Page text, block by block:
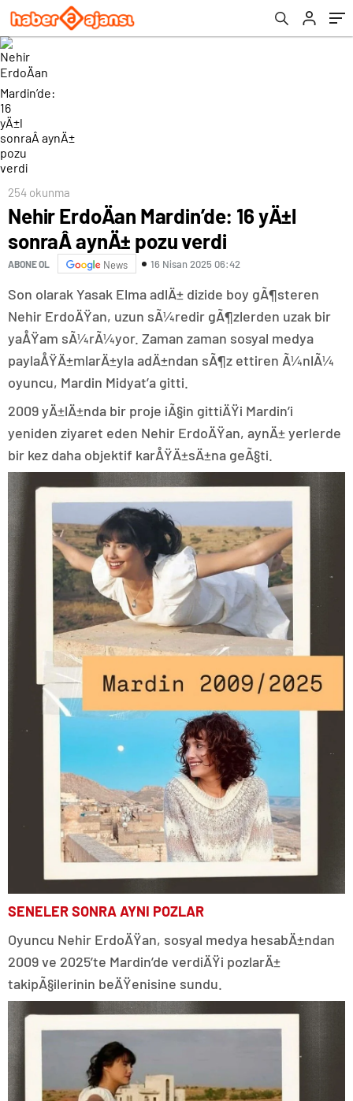
254 okunma
Nehir ErdoÄan Mardin’de: 16 yÄ±l
sonraÂ aynÄ± pozu verdi
ABONE OL News 16 Nisan 2025 06:42
Son olarak Yasak Elma adlÄ± dizide boy gÃ¶steren
Nehir ErdoÄŸan, uzun sÃ¼redir gÃ¶zlerden uzak bir
yaÅŸam sÃ¼rÃ¼yor. Zaman zaman sosyal medya
paylaÅŸÄ±mlarÄ±yla adÄ±ndan sÃ¶z ettiren Ã¼nlÃ¼
oyuncu, Mardin Midyat’a gitti.
2009 yÄ±lÄ±nda bir proje iÃ§in gittiÄŸi Mardin’i
yeniden ziyaret eden Nehir ErdoÄŸan, aynÄ± yerlerde
bir kez daha objektif karÅŸÄ±sÄ±na geÃ§ti.
SENELER SONRA AYNI POZLAR
Oyuncu Nehir ErdoÄŸan, sosyal medya hesabÄ±ndan
2009 ve 2025’te Mardin’de verdiÄŸi pozlarÄ±
takipÃ§ilerinin beÄŸenisine sundu.